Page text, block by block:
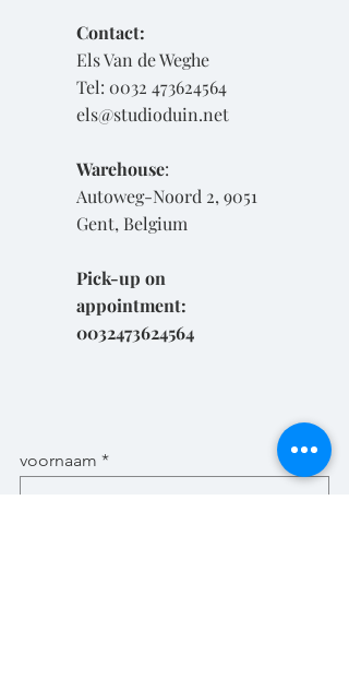
Contact:
Els Van de Weghe
Tel: 0032 473624564
els@studioduin.net
Warehouse:
Autoweg-Noord 2, 9051
Gent, Belgium
Pick-up on
appointment:
0032473624564
voornaam